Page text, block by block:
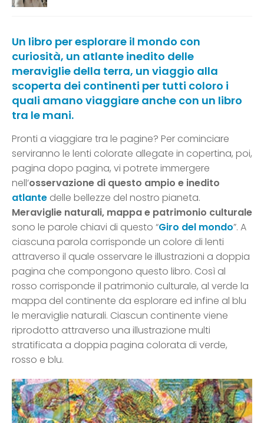
Un libro per esplorare il mondo con
curiosità, un atlante inedito delle
meraviglie della terra, un viaggio alla
scoperta dei continenti per tutti coloro i
quali amano viaggiare anche con un libro
tra le mani.
Pronti a viaggiare tra le pagine? Per cominciare
serviranno le lenti colorate allegate in copertina, poi,
pagina dopo pagina, vi potrete immergere
nell’osservazione di questo ampio e inedito
atlante delle bellezze del nostro pianeta.
Meraviglie naturali, mappa e patrimonio culturale
sono le parole chiavi di questo “Giro del mondo”. A
ciascuna parola corrisponde un colore di lenti
attraverso il quale osservare le illustrazioni a doppia
pagina che compongono questo libro. Così al
rosso corrisponde il patrimonio culturale, al verde la
mappa del continente da esplorare ed infine al blu
le meraviglie naturali. Ciascun continente viene
riprodotto attraverso una illustrazione multi
stratificata a doppia pagina colorata di verde,
rosso e blu.